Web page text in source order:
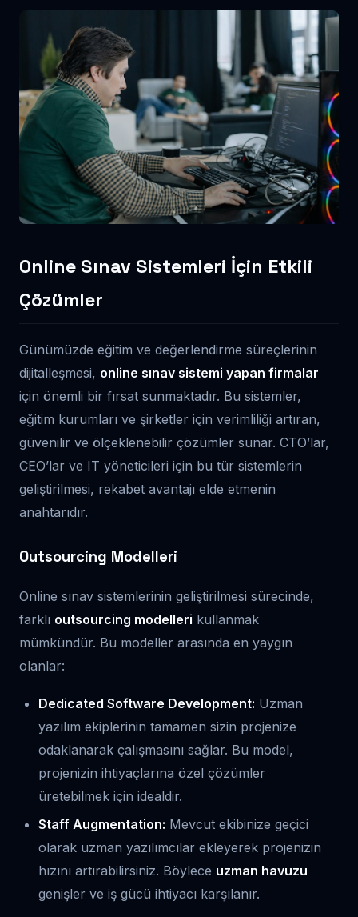
Online Sınav Sistemleri İçin Etkili
Çözümler
Günümüzde eğitim ve değerlendirme süreçlerinin
dijitalleşmesi, online sınav sistemi yapan firmalar
için önemli bir fırsat sunmaktadır. Bu sistemler,
eğitim kurumları ve şirketler için verimliliği artıran,
güvenilir ve ölçeklenebilir çözümler sunar. CTO’lar,
CEO’lar ve IT yöneticileri için bu tür sistemlerin
geliştirilmesi, rekabet avantajı elde etmenin
anahtarıdır.
Outsourcing Modelleri
Online sınav sistemlerinin geliştirilmesi sürecinde,
farklı outsourcing modelleri kullanmak
mümkündür. Bu modeller arasında en yaygın
olanlar:
Dedicated Software Development: Uzman
yazılım ekiplerinin tamamen sizin projenize
odaklanarak çalışmasını sağlar. Bu model,
projenizin ihtiyaçlarına özel çözümler
üretebilmek için idealdir.
Staff Augmentation: Mevcut ekibinize geçici
olarak uzman yazılımcılar ekleyerek projenizin
hızını artırabilirsiniz. Böylece uzman havuzu
genişler ve iş gücü ihtiyacı karşılanır.